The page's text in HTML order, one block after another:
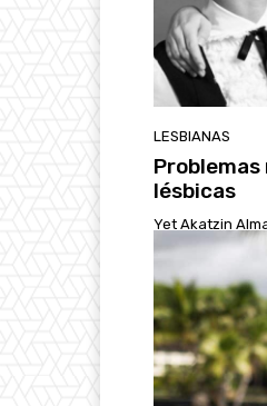
LESBIANAS
lésbicas
Yet Akatzin